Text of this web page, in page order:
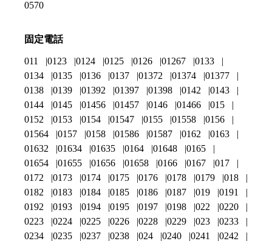
0570
固定電話
011 0123 0124 0125 0126 01267
0133
0134
0135 0136 0137 01372 01374
01377
0138
0139 01392 01397 01398 0142
0143
0144
0145 01456 01457 0146 01466
015
0152
0153 0154 01547 0155 01558
0156
01564
0157 0158 01586 01587 0162
0163
01632
01634 01635 0164 01648
0165
01654
01655 01656 01658 0166 0167
017
0172
0173 0174 0175 0176 0178 0179
018
0182
0183 0184 0185 0186 0187 019
0191
0192
0193 0194 0195 0197 0198 022
0220
0223
0224 0225 0226 0228 0229 023
0233
0234
0235 0237 0238 024 0240 0241 0242